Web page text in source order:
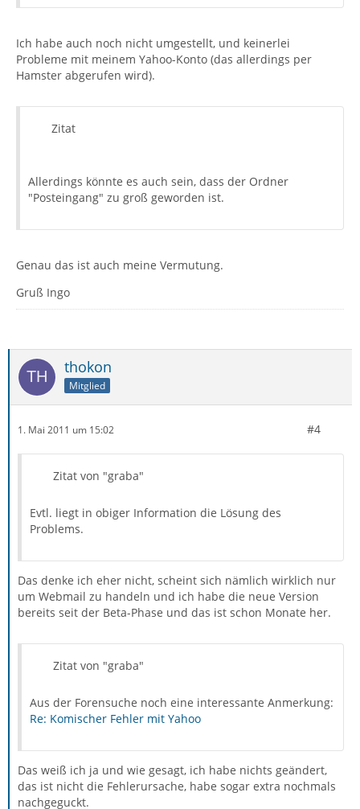
Ich habe auch noch nicht umgestellt, und keinerlei
Probleme mit meinem Yahoo-Konto (das allerdings per
Hamster abgerufen wird).
Zitat
Allerdings könnte es auch sein, dass der Ordner
"Posteingang" zu groß geworden ist.
Genau das ist auch meine Vermutung.
Gruß Ingo
thokon
Mitglied
1. Mai 2011 um 15:02 #4
Zitat von "graba"
Evtl. liegt in obiger Information die Lösung des
Problems.
Das denke ich eher nicht, scheint sich nämlich wirklich nur
um Webmail zu handeln und ich habe die neue Version
bereits seit der Beta-Phase und das ist schon Monate her.
Zitat von "graba"
Aus der Forensuche noch eine interessante Anmerkung:
Re: Komischer Fehler mit Yahoo
Das weiß ich ja und wie gesagt, ich habe nichts geändert,
das ist nicht die Fehlerursache, habe sogar extra nochmals
nachgeguckt.